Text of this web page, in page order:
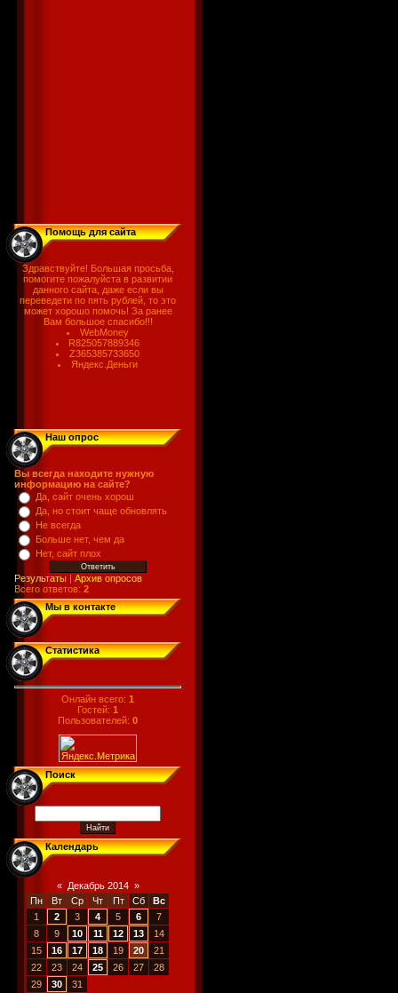
Помощь для сайта
Здравствуйте! Большая просьба,
помогите пожалуйста в развитии
данного сайта, даже если вы
переведети по пять рублей, то это
может хорошо помочь! За ранее
Вам большое спасибо!!!
WebMoney
R825057889346
Z365385733650
Яндекс.Деньги
Наш опрос
Вы всегда находите нужную
информацию на сайте?
Да, сайт очень хорош
Да, но стоит чаще обновлять
Не всегда
Больше нет, чем да
Нет, сайт плох
Результаты | Архив опросов
Всего ответов: 2
Мы в контакте
Статистика
Онлайн всего: 1
Гостей: 1
Пользователей: 0
Поиск
Календарь
« Декабрь 2014 »
Пн
Вт Ср Чт Пт Сб
Вс
1
2 3 4 5 6
7
8
9 10 11 12 13
14
15
16 17 18 19 20
21
22
23 24 25 26 27
28
29
30 31